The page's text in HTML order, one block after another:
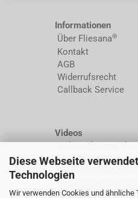
Diese Webseite
Technologien
Wir verwenden Cookies und ähnliche
Informationen
Über Fliesana®
Kontakt
AGB
Widerrufsrecht
Callback Service
Videos
Videoanleitung
Fliesana in der
Fliesana im
Fliesana im Badeland